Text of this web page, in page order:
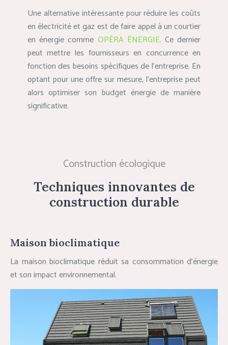
Une alternative intéressante pour réduire les coûts
en électricité et gaz est de faire appel à un courtier
en énergie comme OPÉRA ÉNERGIE. Ce dernier
peut mettre les fournisseurs en concurrence en
fonction des besoins spécifiques de l’entreprise. En
optant pour une offre sur mesure, l’entreprise peut
alors optimiser son budget énergie de manière
significative.
Construction écologique
Techniques innovantes de
construction durable
Maison bioclimatique
La maison bioclimatique réduit sa consommation d’énergie
et son impact environnemental.